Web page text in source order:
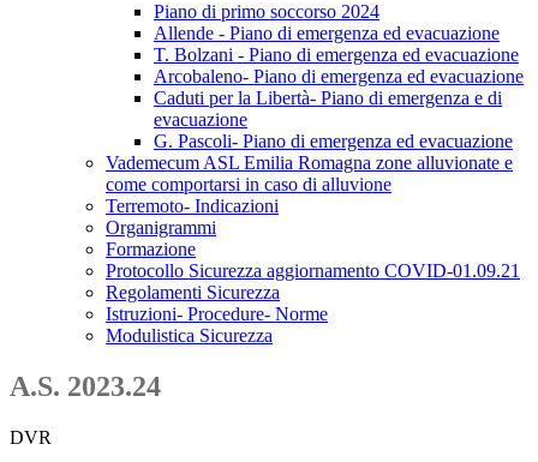
Piano di primo soccorso 2024
Allende - Piano di emergenza ed evacuazione
T. Bolzani - Piano di emergenza ed evacuazione
Arcobaleno- Piano di emergenza ed evacuazione
Caduti per la Libertà- Piano di emergenza e di
evacuazione
G. Pascoli- Piano di emergenza ed evacuazione
Vademecum ASL Emilia Romagna zone alluvionate e
come comportarsi in caso di alluvione
Terremoto- Indicazioni
Organigrammi
Formazione
Protocollo Sicurezza aggiornamento COVID-01.09.21
Regolamenti Sicurezza
Istruzioni- Procedure- Norme
Modulistica Sicurezza
A.S. 2023.24
DVR